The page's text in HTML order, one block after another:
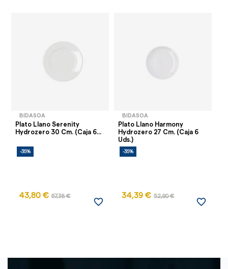
BIDASOA
Plato Llano Serenity
Hydrozero 30 Cm. (Caja 6...
-35%
43,80 € 67,38 €
favorite_border
BIDASOA
Plato Llano Harmony
Hydrozero 27 Cm. (Caja 6
Uds.)
-35%
34,39 € 52,90 €
favorite_border